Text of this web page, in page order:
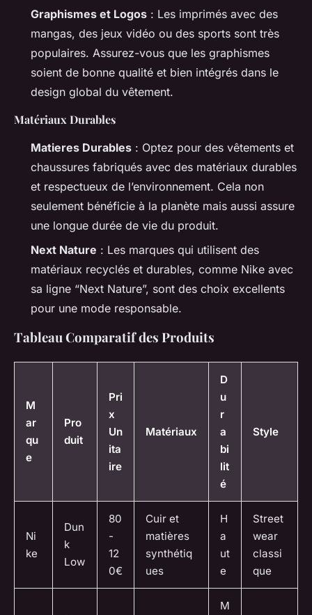
Graphismes et Logos : Les imprimés avec des
mangas, des jeux vidéo ou des sports sont très
populaires. Assurez-vous que les graphismes
soient de bonne qualité et bien intégrés dans le
design global du vêtement.
Matériaux Durables
Matieres Durables : Optez pour des vêtements et
chaussures fabriqués avec des matériaux durables
et respectueux de l’environnement. Cela non
seulement bénéficie à la planète mais aussi assure
une longue durée de vie du produit.
Next Nature : Les marques qui utilisent des
matériaux recyclés et durables, comme Nike avec
sa ligne “Next Nature”, sont des choix excellents
pour une mode responsable.
Tableau Comparatif des Produits
M
ar
qu
e
Pro
duit
Pri
x
Un
ita
ire
Matériaux
D
u
r
a
bi
lit
é
Style
Ni
ke
Dun
k
Low
80
-
12
0€
Cuir et
matières
synthétiq
ues
H
a
ut
e
Street
wear
classi
que
M